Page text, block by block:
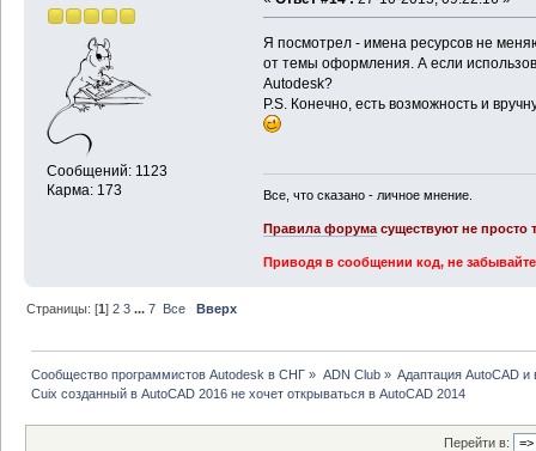
Сообщений: 1123
Карма: 173
Я посмотрел - имена ресурсов не
от темы оформления. А если
Autodesk?
P.S. Конечно, есть возможность и
Все, что сказано - личное мнение.
Правила форумасуществуют не просто
Приводя в сообщении код, не
Страницы: [1]2 3 ...7 Все Вверх
Сообщество программистов Autodesk в СНГ » ADN Club» Адаптация AutoCAD и
Cuix созданный в AutoCAD 2016 не хочет открываться в AutoCAD 2014
Перейти в: